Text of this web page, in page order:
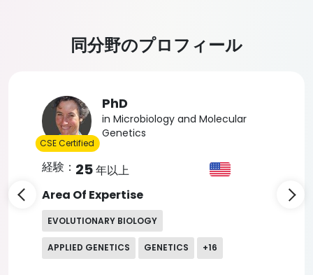
同分野のプロフィール
Slide 4 of 5 PhD
in Microbiology
CSE Certified
経験： 25年以上
Area Of Expertise
BIOTECHNOLOGY BIOINFORMATICS
CANCER RESEARCH +22